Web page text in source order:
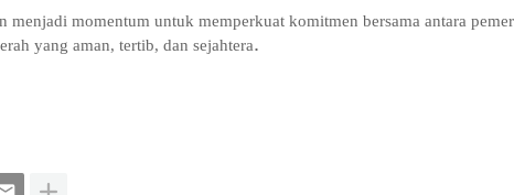
momentum untuk memperkuat komitmen bersama antara
yang aman, tertib, dan sejahtera.